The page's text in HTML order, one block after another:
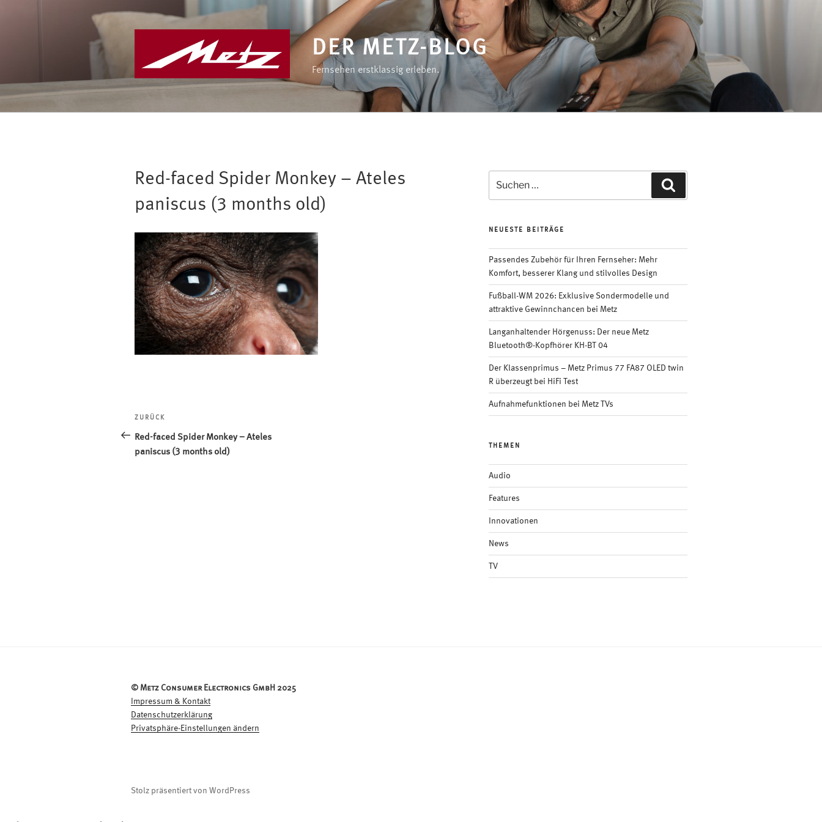
DER METZ-BLOG
Fernsehen erstklassig erleben.
Red-faced Spider Monkey – Ateles
paniscus (3 months old)
Beitragsnavigation
Vorheriger
Beitrag
ZURÜCK
Red-faced Spider Monkey – Ateles
paniscus (3 months old)
nach:
NEUESTE BEITRÄGE
Passendes Zubehör für Ihren Fernseher: Mehr
Komfort, besserer Klang und stilvolles Design
Fußball-WM 2026: Exklusive Sondermodelle und
attraktive Gewinnchancen bei Metz
Langanhaltender Hörgenuss: Der neue Metz
Bluetooth®-Kopfhörer KH-BT 04
Der Klassenprimus – Metz Primus 77 FA87 OLED twin
R überzeugt bei HiFi Test
Aufnahmefunktionen bei Metz TVs
THEMEN
Audio
Features
Innovationen
News
TV
© Metz Consumer Electronics GmbH 2025
Impressum & Kontakt
Datenschutzerklärung
Privatsphäre-Einstellungen ändern
Stolz präsentiert von WordPress